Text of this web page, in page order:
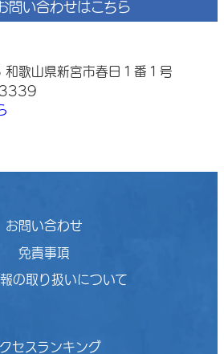
問い合わせはこちら
歌山県新宮市春日１番１号
お問い合わせ
免責事項
の取り扱いについて
セスランキング